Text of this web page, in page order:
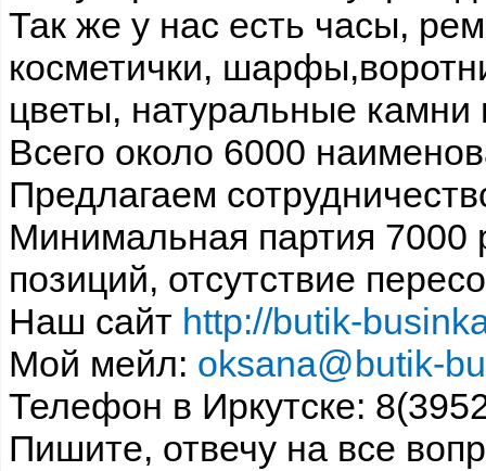
Так же у нас есть часы,
косметички,
цветы, натуральные камни
Всего около 6000
Предлагаем
Минимальная партия 7000
позиций, отсутствие
Наш сайт http://butik-
Мой мейл: oksana@butik-
Телефон в Иркутске:
Пишите, отвечу на все